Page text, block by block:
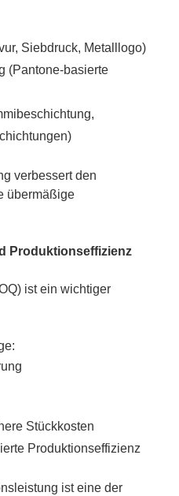
Siebdruck, Metalllogo)
(Pantone-basierte
verbessert den
übermäßige
Produktionseffizienz
ist ein wichtiger
Stückkosten
Produktionseffizienz
ist eine der